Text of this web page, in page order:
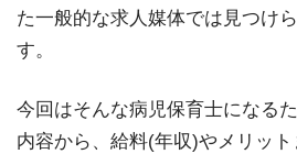
た一般的な求人媒体では見つけ
す。
今回はそんな病児保育士になる
内容から、給料(年収)やメリッ